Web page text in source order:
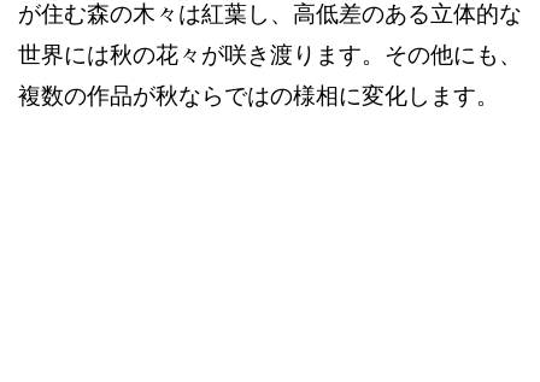
が住む森の木々は紅葉し、高低差のある立体的な
世界には秋の花々が咲き渡ります。その他にも、
複数の作品が秋ならではの様相に変化します。